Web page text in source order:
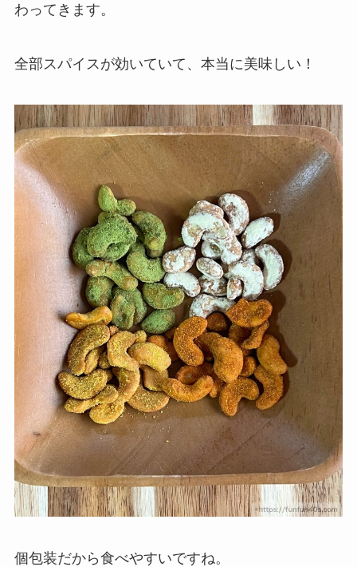
わってきます。
全部スパイスが効いていて、本当に美味しい！
個包装だから食べやすいですね。